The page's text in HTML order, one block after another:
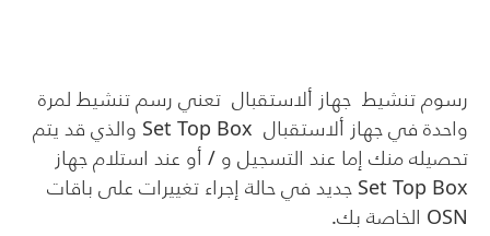
رسوم تنشيط جهاز ألاستقبال تعني رسم تنشيط لمرة
واحدة في جهاز ألاستقبال Set Top Box والذي قد يتم
تحصيله منك إما عند التسجيل و / أو عند استلام جهاز
Set Top Boxجديد في حالة إجراء تغييرات على باقات
OSN الخاصة بك.